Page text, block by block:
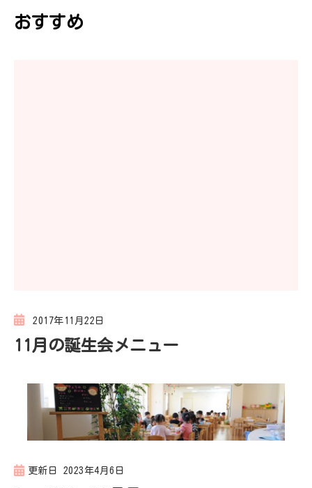
ー
おすすめ
2017年11月22日
11月の誕生会メニュー
更新日 2023年4月6日